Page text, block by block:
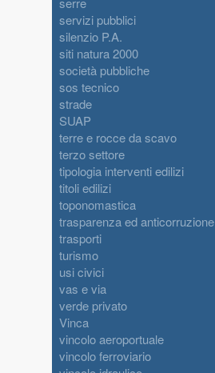
servizi pubblici
silenzio P.A.
siti natura 2000
società pubbliche
sos tecnico
strade
SUAP
terre e rocce da scavo
terzo settore
tipologia interventi edilizi
titoli edilizi
toponomastica
trasparenza ed anticorruzione
trasporti
turismo
usi civici
vas e via
verde privato
Vinca
vincolo aeroportuale
vincolo ferroviario